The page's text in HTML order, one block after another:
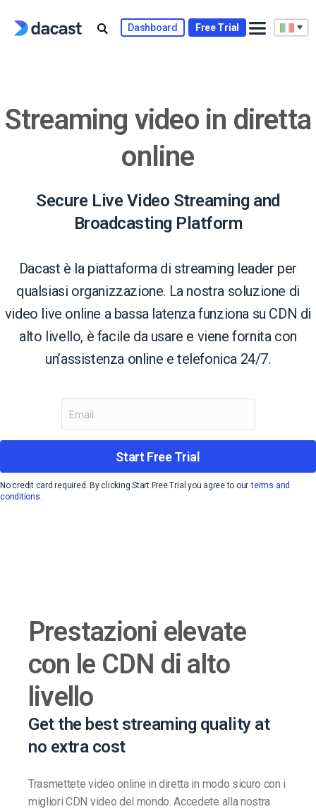
Dashboard Free Trial
Streaming video in diretta
online
Secure Live Video Streaming and
Broadcasting Platform
Dacast è la piattaforma di streaming leader per
qualsiasi organizzazione. La nostra soluzione di
video live online a bassa latenza funziona su CDN di
alto livello, è facile da usare e viene fornita con
un’assistenza online e telefonica 24/7.
Start Free Trial
No credit card required. By clicking Start Free Trial you agree to our terms and
conditions.
Prestazioni elevate
con le CDN di alto
livello
Get the best streaming quality at
no extra cost
Trasmettete video online in diretta in modo sicuro con i
migliori CDN video del mondo. Accedete alla nostra